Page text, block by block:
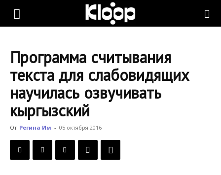
KLOOP.KG
Новости
Кыргызстана
Программа считывания
текста для слабовидящих
научилась озвучивать
кыргызский
От Регина Им - 05 октября 2016